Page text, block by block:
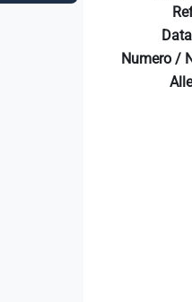
Numero /